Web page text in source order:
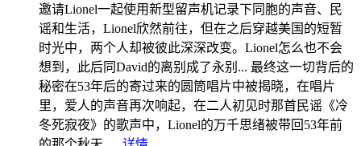
邀请Lionel一起使用新型留声机记录下同胞的声音、民
谣和生活，Lionel欣然前往，但在之后穿越美国的短暂
时光中，两个人却被彼此深深改变。Lionel怎么也不会
想到，此后同David的离别成了永别... 最终这一切背后的
秘密在53年后的寄过来的圆筒唱片中被揭晓，在唱片
里，爱人的声音再次响起，在二人初见时那首民谣《冷
冬死寂夜》的歌声中，Lionel的万千思绪被带回53年前